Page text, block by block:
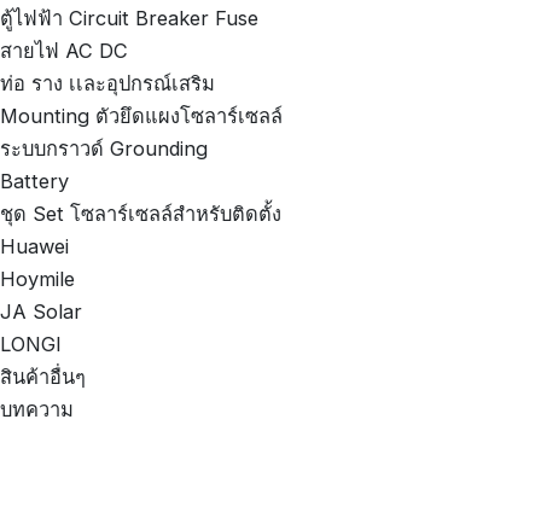
ตู้ไฟฟ้า Circuit Breaker Fuse
สายไฟ AC DC
ท่อ ราง เเละอุปกรณ์เสริม
Mounting ตัวยึดแผงโซลาร์เซลล์
ระบบกราวด์ Grounding
Battery
ชุด Set โซลาร์เซลล์สำหรับติดตั้ง
Huawei
Hoymile
JA Solar
LONGI
สินค้าอื่นๆ
บทความ